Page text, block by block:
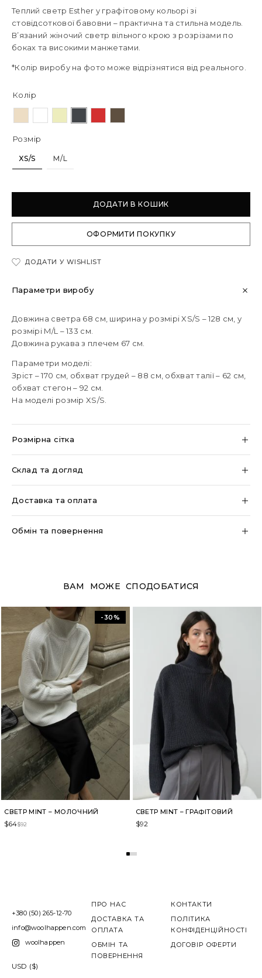
Теплий светр Esther у графітовому кольорі зі
стовідсоткової бавовни – практична та стильна модель.
В’язаний жіночий светр вільного крою з розрізами по
боках та високими манжетами.
*Колір виробу на фото може відрізнятися від реального.
Колір
Розмір
XS/S M/L
ДОДАТИ В КОШИК
ОФОРМИТИ ПОКУПКУ
ДОДАТИ У WISHLIST
Параметри виробу
Довжина светра 68 см, ширина у розмірі XS/S – 128 см, у
розмірі M/L – 133 см.
Довжина рукава з плечем 67 см.
Параметри моделі:
Зріст – 170 см, обхват грудей – 88 см, обхват талії – 62 см,
обхват стегон – 92 см.
На моделі розмір XS/S.
Розмірна сітка
Склад та догляд
Доставка та оплата
Обмін та повернення
ВАМ МОЖЕ СПОДОБАТИСЯ
-30%
СВЕТР MINT – МОЛОЧНИЙ
$92
$64
СВЕТР MINT – ГРАФІТОВИЙ
$92
+380 (50) 265-12-70
info@woolhappen.com
woolhappen
USD ($)
ПРО НАС
ДОСТАВКА ТА
ОПЛАТА
ОБМІН ТА
ПОВЕРНЕННЯ
КОНТАКТИ
ПОЛІТИКА
КОНФІДЕНЦІЙНОСТІ
ДОГОВІР ОФЕРТИ